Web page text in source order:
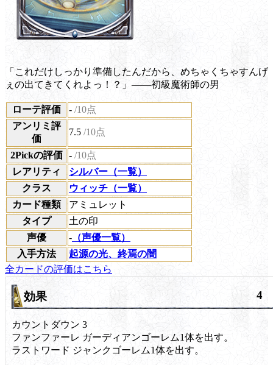
「これだけしっかり準備したんだから、めちゃくちゃすんげ
ぇの出てきてくれよっ！？」――初級魔術師の男
ローテ評価 - /10点
アンリミ評
価
7.5 /10点
2Pickの評価 - /10点
レアリティ
シルバー（一覧）
クラス
ウィッチ（一覧）
カード種類
アミュレット
タイプ
土の印
声優
- （声優一覧）
入手方法
起源の光、終焉の闇
全カードの評価はこちら
効果 4
カウントダウン 3
ファンファーレ ガーディアンゴーレム1体を出す。
ラストワード ジャンクゴーレム1体を出す。